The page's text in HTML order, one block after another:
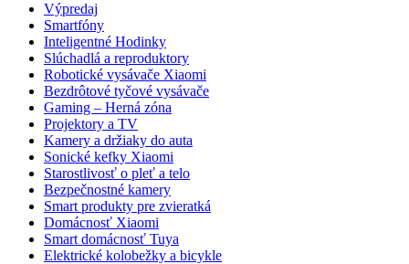
Výpredaj
Smartfóny
Inteligentné Hodinky
Slúchadlá a reproduktory
Robotické vysávače Xiaomi
Bezdrôtové tyčové vysávače
Gaming – Herná zóna
Projektory a TV
Kamery a držiaky do auta
Sonické kefky Xiaomi
Starostlivosť o pleť a telo
Bezpečnostné kamery
Smart produkty pre zvieratká
Domácnosť Xiaomi
Smart domácnosť Tuya
Elektrické kolobežky a bicykle